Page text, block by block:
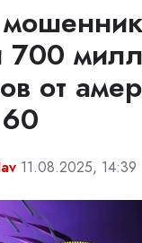
от
11.08.2025, 14:39